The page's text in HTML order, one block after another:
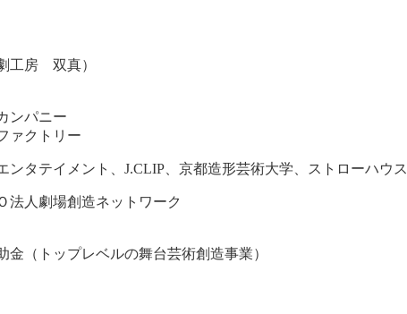
工房 双真）
ンパニー
ァクトリー
タテイメント、J.CLIP、京都造形芸術大学、ストローハウス
人劇場創造ネットワーク
（トップレベルの舞台芸術創造事業）